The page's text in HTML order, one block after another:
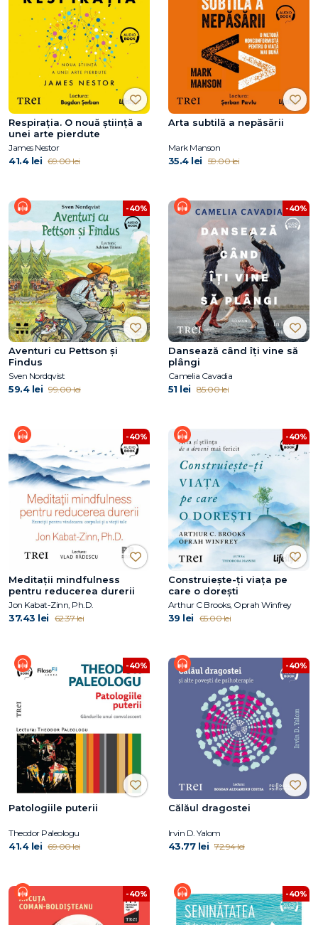
Respirația. O nouă știință a
unei arte pierdute
James Nestor
41.4 lei 69.00 lei
Arta subtilă a nepăsării
Mark Manson
35.4 lei 59.00 lei
-40%
Aventuri cu Pettson și
Findus
Sven Nordqvist
59.4 lei 99.00 lei
-40%
Dansează când îți vine să
plângi
Camelia Cavadia
51 lei 85.00 lei
-40%
Meditații mindfulness
pentru reducerea durerii
Jon Kabat-Zinn, Ph.D.
37.43 lei 62.37 lei
-40%
Construiește-ți viața pe
care o dorești
Arthur C Brooks, Oprah Winfrey
39 lei 65.00 lei
-40%
Patologiile puterii
Theodor Paleologu
41.4 lei 69.00 lei
-40%
Călăul dragostei
Irvin D. Yalom
43.77 lei 72.94 lei
-40% -40%